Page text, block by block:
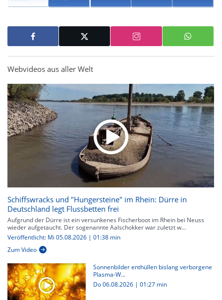
Webvideos aus aller Welt
Schiffswracks und "Hungersteine" im Rhein: Dürre in
Deutschland legt Flussbetten frei
Aufgrund der Dürre ist ein versunkenes Fischerboot im Rhein bei Neuss
wieder aufgetaucht. Der sogenannte Aalschokker war zuletzt w...
Veröffentlicht: Mi 05.08.2026 | 01:38 min
Zum Video
Sonnenbilder enthüllen bislang verborgene
Plasma-W...
Do 06.08.2026 | 01:27 min